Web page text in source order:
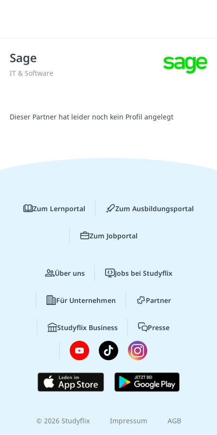
Sage
IT & Software
Dieser Partner hat leider noch kein Profil angelegt
Zum Lernportal Zum Ausbildungsportal
Zum Jobportal
Über uns Jobs bei Studyflix
Für Unternehmen Partner
Studyflix Business Presse
© 2026 Studyflix Impressum AGB